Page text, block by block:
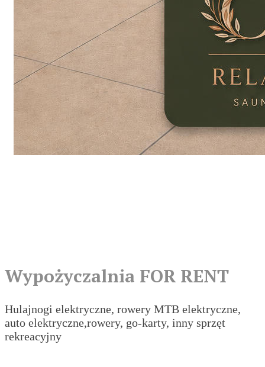
Wypożyczalnia FOR RENT
Hulajnogi elektryczne, rowery MTB elektryczne,
auto elektryczne,rowery, go-karty, inny sprzęt
rekreacyjny